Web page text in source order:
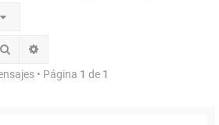
Buscar
• Página 1 de 1